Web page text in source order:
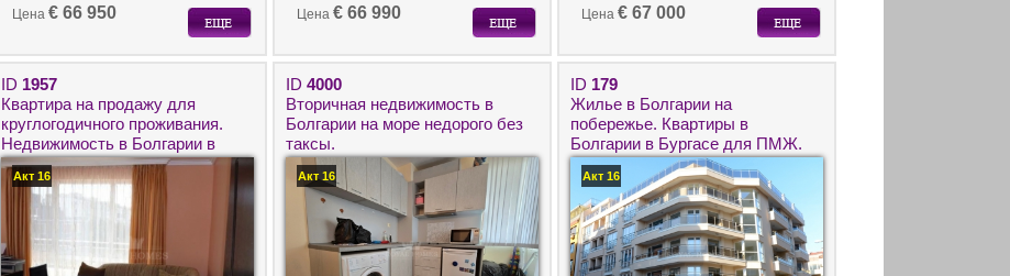
Цена € 66 950
Цена € 66 990
Цена € 67 000
ID 1957
Квартира на продажу для
круглогодичного проживания.
Недвижимость в Болгарии в
городе Бургас.
Акт 16
ID 4000
Вторичная недвижимость в
Болгарии на море недорого без
таксы.
Акт 16
ID 179
Жилье в Болгарии на
побережье. Квартиры в
Болгарии в Бургасе для ПМЖ.
Акт 16